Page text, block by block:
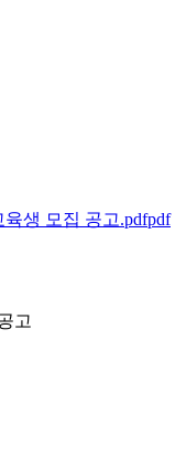
육생 모집 공고.pdfpdf
고